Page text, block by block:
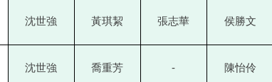
沈世強 黃琪絜 張志華 侯勝文
沈世強 喬重芳 - 陳怡伶